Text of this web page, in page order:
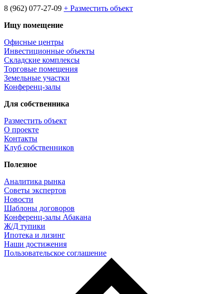
8 (962) 077-27-09 + Разместить объект
Ищу помещение
Офисные центры
Инвестиционные объекты
Складские комплексы
Торговые помещения
Земельные участки
Конференц-залы
Для собственника
Разместить объект
О проекте
Контакты
Клуб собственников
Полезное
Аналитика рынка
Советы экспертов
Новости
Шаблоны договоров
Конференц-залы Абакана
Ж/Д тупики
Ипотека и лизинг
Наши достижения
Пользовательское соглашение